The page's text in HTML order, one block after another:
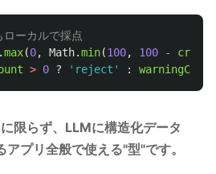
ーカルで採点
.max(0, Math.min(100, 100 -
> 0 ? ' reject ' : warningCount
限らず、LLMに構造化データ
アプリ全般で使える"型"です。